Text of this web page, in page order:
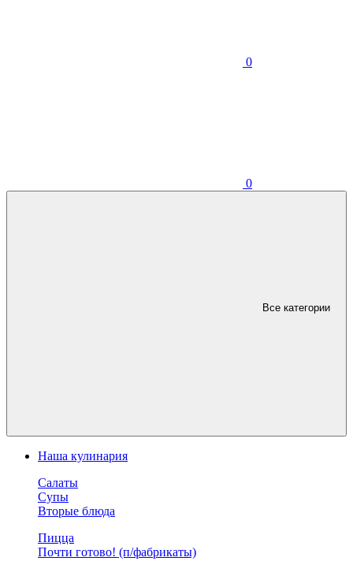
0
0
Все категории
Наша кулинария
Салаты
Супы
Вторые блюда
Пицца
Почти готово! (п/фабрикаты)